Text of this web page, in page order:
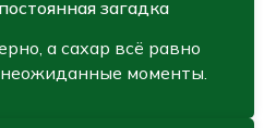
загадка
а сахар всё равно
неожиданные моменты.